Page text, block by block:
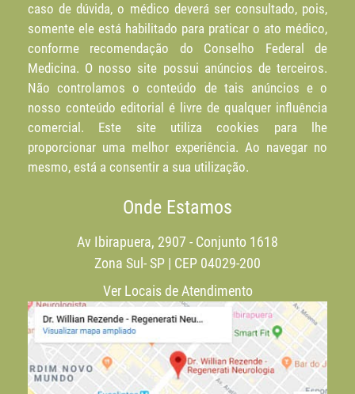
caso de dúvida, o médico deverá ser consultado, pois,
somente ele está habilitado para praticar o ato médico,
conforme recomendação do Conselho Federal de
Medicina. O nosso site possui anúncios de terceiros.
Não controlamos o conteúdo de tais anúncios e o
nosso conteúdo editorial é livre de qualquer influência
comercial. Este site utiliza cookies para lhe
proporcionar uma melhor experiência. Ao navegar no
mesmo, está a consentir a sua utilização.
Onde Estamos
Av Ibirapuera, 2907 - Conjunto 1618
Zona Sul- SP | CEP 04029-200
Ver Locais de Atendimento